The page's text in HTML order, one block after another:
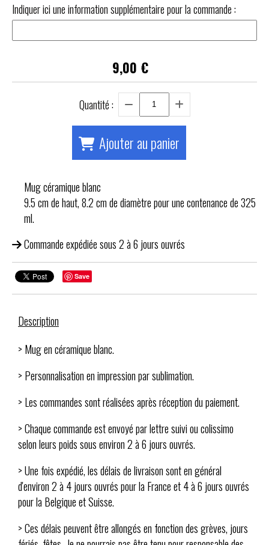
Indiquer ici une information supplémentaire pour la commande :
9,00 €
Quantité :
Ajouter au panier
Mug céramique blanc
9.5 cm de haut, 8.2 cm de diamètre pour une contenance de 325
ml.
Commande expédiée sous 2 à 6 jours ouvrés
Save
Description
> Mug en céramique blanc.
> Personnalisation en impression par sublimation.
> Les commandes sont réalisées après réception du paiement.
> Chaque commande est envoyé par lettre suivi ou colissimo
selon leurs poids sous environ 2 à 6 jours ouvrés.
> Une fois expédié, les délais de livraison sont en général
d'environ 2 à 4 jours ouvrés pour la France et 4 à 6 jours ouvrés
pour la Belgique et Suisse.
> Ces délais peuvent être allongés en fonction des grèves, jours